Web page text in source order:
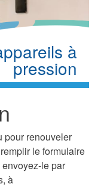
à
pression
pour renouveler
le formulaire
le par
à